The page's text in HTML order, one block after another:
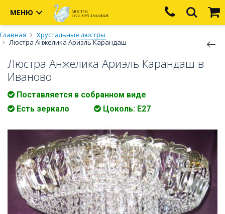
МЕНЮ
Главная
Хрустальные люстры
Люстра Анжелика Ариэль Карандаш
Люстра Анжелика Ариэль Карандаш в
Иваново
Поставляется в собранном виде
Есть зеркало
Цоколь: Е27